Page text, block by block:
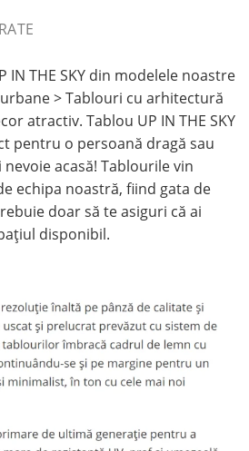
IN THE SKY din modelele noastre
> Tablouri cu arhitectură
atractiv. Tablou UP IN THE SKY
pentru o persoană dragă sau
acasă! Tablourile vin
echipa noastră, fiind gata de
doar să te asiguri că ai
disponibil.